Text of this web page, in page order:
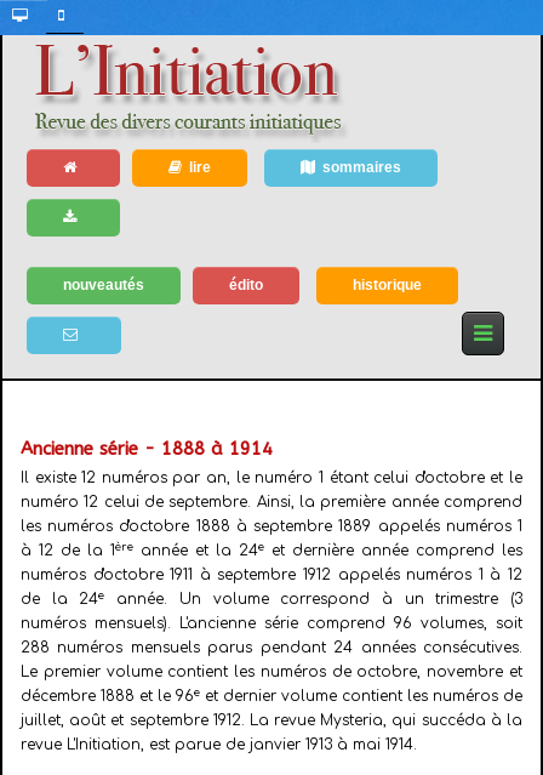
lire sommaires
nouveautés édito historique
Ancienne série - 1888 à 1914
Il existe 12 numéros par an, le numéro 1 étant celui d'octobre et le
numéro 12 celui de septembre. Ainsi, la première année comprend
les numéros d'octobre 1888 à septembre 1889 appelés numéros 1
à 12 de la 1ère année et la 24e
et dernière année comprend les
numéros d'octobre 1911 à septembre 1912 appelés numéros 1 à 12
de la 24e
année. Un volume correspond à un trimestre (3
numéros mensuels). L'ancienne série comprend 96 volumes, soit
288 numéros mensuels parus pendant 24 années consécutives.
Le premier volume contient les numéros de octobre, novembre et
décembre 1888 et le 96e et dernier volume contient les numéros de
juillet, août et septembre 1912. La revue Mysteria, qui succéda à la
revue L'Initiation, est parue de janvier 1913 à mai 1914.